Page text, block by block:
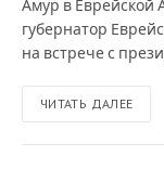
Амур в Еврейской
губернатор
на встрече с
ЧИТАТЬ ДАЛЕЕ